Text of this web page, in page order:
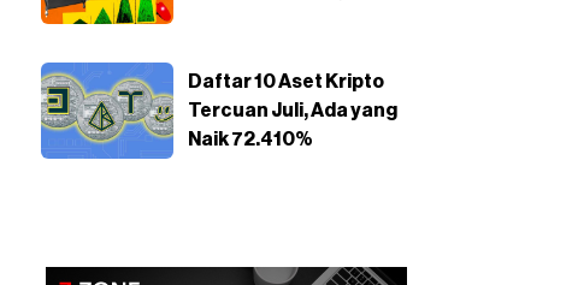
Daftar 10 Aset Kripto
Tercuan Juli, Ada yang
Naik 72.410%